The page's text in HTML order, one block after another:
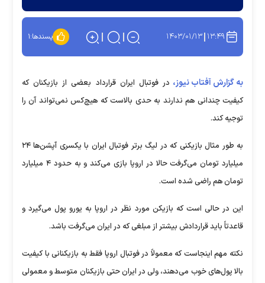
۱۳:۴۹ ۱۴۰۳/۰۱/۱۳ پسندها:۱
به گزارش آفتاب نیوز، در فوتبال ایران قرارداد بعضی از بازیکنان که
کیفیت چندانی هم ندارند به حدی بالاست که هیچ‌کس نمی‌تواند آن را
توجیه کند.
به طور مثال بازیکنی که در لیگ برتر فوتبال ایران با یکسری آپشن‌ها ۲۴
میلیارد تومان می‌گرفت حالا در اروپا بازی می‌کند و به حدود ۴ میلیارد
تومان هم راضی شده است.
این در حالی است که بازیکن مورد نظر در اروپا به یورو پول می‌گیرد و
قاعدتاً باید قراردادش بیشتر از مبلغی که در ایران می‌گرفت باشد.
نکته مهم اینجاست که معمولاً در فوتبال اروپا فقط به بازیکنانی با کیفیت
بالا پول‌های خوب می‌دهند، ولی در ایران حتی بازیکنان متوسط و معمولی